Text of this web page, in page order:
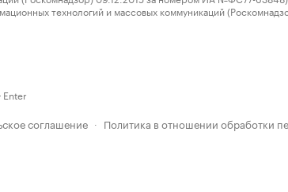
технологий и массовых коммуникаций
Enter
соглашение · Политика в отношении обработки